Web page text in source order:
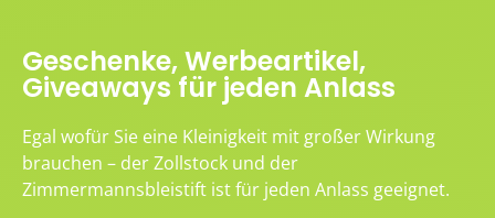
Geschenke, Werbeartikel,
Giveaways für jeden Anlass
Egal wofür Sie eine Kleinigkeit mit großer Wirkung
brauchen – der Zollstock und der
Zimmermannsbleistift ist für jeden Anlass geeignet.